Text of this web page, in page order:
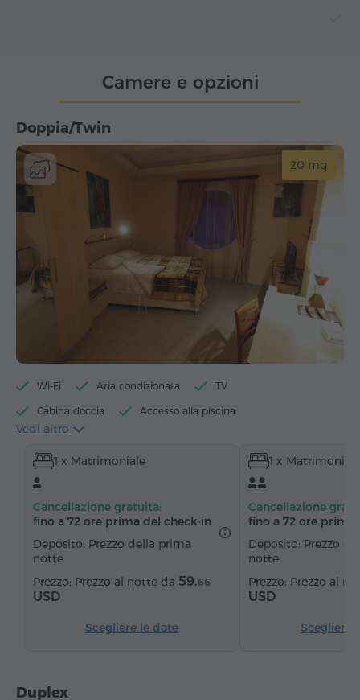
Doppia/Twin
20 mq
Wi-Fi Aria condizionata TV
Cabina doccia Accesso alla piscina
Accesso alla palestra
Minibar Articoli da toeletta Asciugamani
Accappatoio Asciugacapelli
Riscaldamento Armadio/Guardaroba Scrivania
Telefono
Canali satellitari Pavimenti in parquet
Frigorifero Ferro da stiro con asse (su richiesta)
Vedi altro
1 x Matrimoniale
Cancellazione gratuita:
fino a 72 ore prima del check‑in
Deposito: Prezzo della prima
notte
Prezzo al notte da 59.66
USD
Scegliere le date
1 x Matrimoniale
Cancellazione
fino a 72 ore prima
Deposito: Prezzo
notte
Prezzo al
USD
Scegliere
Duplex
Camere e opzioni